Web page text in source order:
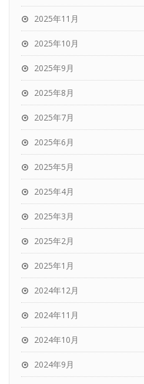
2025年11月
2025年10月
2025年9月
2025年8月
2025年7月
2025年6月
2025年5月
2025年4月
2025年3月
2025年2月
2025年1月
2024年12月
2024年11月
2024年10月
2024年9月